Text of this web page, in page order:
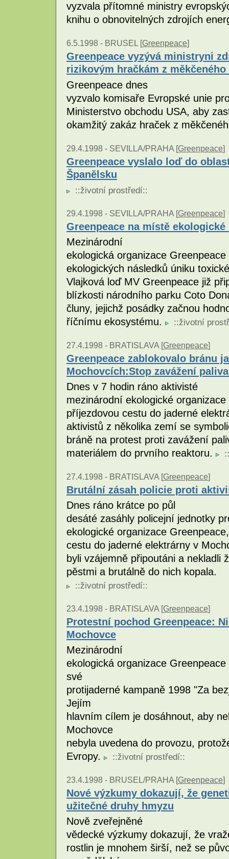
vyzvala přítomné ministry
knihu o obnovitelných zdrojích
6.5.1998 - BRUSEL [Greenpeace]
Greenpeace vyzývá ministryni
rizikovým hračkám z měkčeného
Greenpeace dnes
vyzvalo komisaře Evropské unie
Ministerstvo obchodu USA, aby
okamžitý zakáz hraček z
29.4.1998 - SEVILLA/PRAHA [Greenpeace]
Greenpeace vyslalo loď do
Španělsku
::životní prostředí::
29.4.1998 - SEVILLA/PRAHA [Greenpeace]
Greenpeace na místě
Mezinárodní
ekologická organizace
ekologických následků úniku
Vlajková loď MV Greenpeace již
blízkosti národního parku Coto
čluny, jejichž posádky začnou
říčnímu ekosystému.
::životní
27.4.1998 - BRATISLAVA [Greenpeace]
Greenpeace zablokovalo bránu
Mochovcích:Stop zavážení
Dnes v 7 hodin ráno aktivisté
mezinárodní ekologické
příjezdovou cestu do jaderné
aktivistů z několika zemí se
bráně na protest proti zavážení
materiálem do prvního reaktoru.
::
27.4.1998 - BRATISLAVA [Greenpeace]
Brutální zásah policie proti
Dnes ráno krátce po půl
desáté zasáhly policejní jednotky
ekologické organizace
cestu do jaderné elektrárny v
byli vzájemně připoutáni a nekladli
pěstmi a brutálně do nich kopala.
::životní prostředí::
23.4.1998 - BRATISLAVA [Greenpeace]
Protestní pochod Greenpeace:
Mochovce
Mezinárodní
ekologická organizace
své
protijaderné kampaně 1998 "Za
Jejím
hlavním cílem je dosáhnout, aby
Mochovce
nebyla uvedena do provozu,
Evropy.
::životní prostředí::
23.4.1998 - BRUSEL/PRAHA [Greenpeace]
Nové výzkumy dokazují, že
užitečné druhy hmyzu
Nově zveřejněné
vědecké výzkumy dokazují, že
rostlin je mnohem širší, než se